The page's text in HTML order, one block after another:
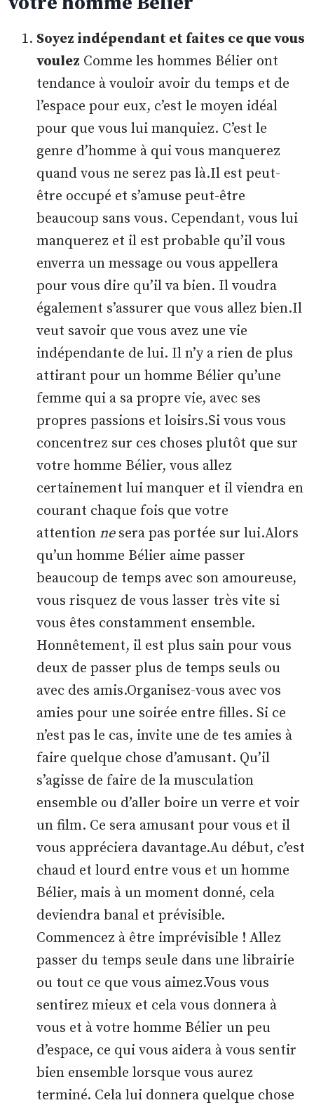
Soyez indépendant et faites ce que vous
voulez Comme les hommes Bélier ont
tendance à vouloir avoir du temps et de
l’espace pour eux, c’est le moyen idéal
pour que vous lui manquiez. C’est le
genre d’homme à qui vous manquerez
quand vous ne serez pas là.Il est peut-
être occupé et s’amuse peut-être
beaucoup sans vous. Cependant, vous lui
manquerez et il est probable qu’il vous
enverra un message ou vous appellera
pour vous dire qu’il va bien. Il voudra
également s’assurer que vous allez bien.Il
veut savoir que vous avez une vie
indépendante de lui. Il n’y a rien de plus
attirant pour un homme Bélier qu’une
femme qui a sa propre vie, avec ses
propres passions et loisirs.Si vous vous
concentrez sur ces choses plutôt que sur
votre homme Bélier, vous allez
certainement lui manquer et il viendra en
courant chaque fois que votre
attention ne sera pas portée sur lui.Alors
qu’un homme Bélier aime passer
beaucoup de temps avec son amoureuse,
vous risquez de vous lasser très vite si
vous êtes constamment ensemble.
Honnêtement, il est plus sain pour vous
deux de passer plus de temps seuls ou
avec des amis.Organisez-vous avec vos
amies pour une soirée entre filles. Si ce
n’est pas le cas, invite une de tes amies à
faire quelque chose d’amusant. Qu’il
s’agisse de faire de la musculation
ensemble ou d’aller boire un verre et voir
un film. Ce sera amusant pour vous et il
vous appréciera davantage.Au début, c’est
chaud et lourd entre vous et un homme
Bélier, mais à un moment donné, cela
deviendra banal et prévisible.
Commencez à être imprévisible ! Allez
passer du temps seule dans une librairie
ou tout ce que vous aimez.Vous vous
sentirez mieux et cela vous donnera à
vous et à votre homme Bélier un peu
d’espace, ce qui vous aidera à vous sentir
bien ensemble lorsque vous aurez
terminé. Cela lui donnera quelque chose